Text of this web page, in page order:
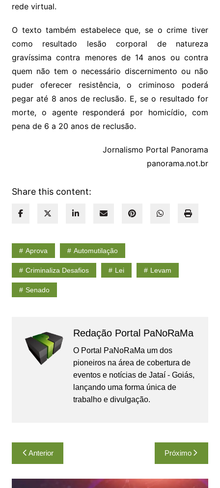
rede virtual.
O texto também estabelece que, se o crime tiver
como resultado lesão corporal de natureza
gravíssima contra menores de 14 anos ou contra
quem não tem o necessário discernimento ou não
puder oferecer resistência, o criminoso poderá
pegar até 8 anos de reclusão. E, se o resultado for
morte, o agente responderá por homicídio, com
pena de 6 a 20 anos de reclusão.
Jornalismo Portal Panorama
panorama.not.br
Share this content:
Aprova Automutilação
Criminaliza Desafios Lei Levam
Senado
Redação Portal PaNoRaMa
O Portal PaNoRaMa um dos
pioneiros na área de cobertura de
eventos e notícias de Jataí - Goiás,
lançando uma forma única de
trabalho e divulgação.
Navegação
de
Post
Anterior Próximo